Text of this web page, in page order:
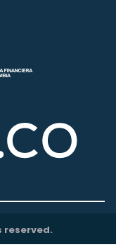
reserved.